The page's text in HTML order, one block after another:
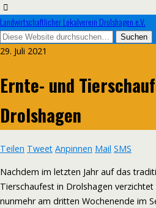
Landwirtschaftlicher Lokalverein Drolshagen e.V.
29. Juli 2021
Ernte- und
Drolshagen
Teilen Tweet Anpinnen Mail SMS
Nachdem im letzten Jahr auf das
Tierschaufest in Drolshagen
nunmehr am dritten Wochenende im